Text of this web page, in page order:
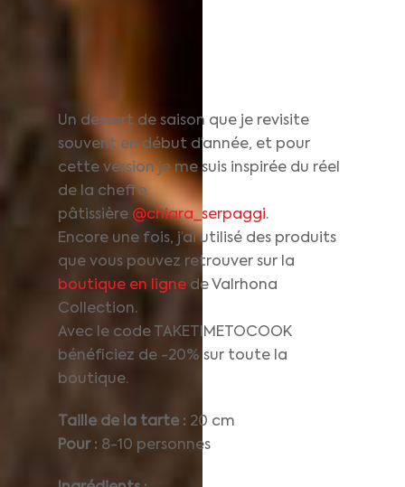
Un dessert de saison que je revisite
souvent en début d’année, et pour
cette version je me suis inspirée du réel
de la cheffe
pâtissière @chiara_serpaggi.
Encore une fois, j’ai utilisé des produits
que vous pouvez retrouver sur la
boutique en ligne de Valrhona
Collection.
Avec le code TAKETIMETOCOOK
bénéficiez de -20% sur toute la
boutique.
Taille de la tarte : 20 cm
Pour : 8-10 personnes